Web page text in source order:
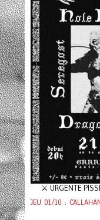
⚔️ URGENTE
JEU 01/10 :